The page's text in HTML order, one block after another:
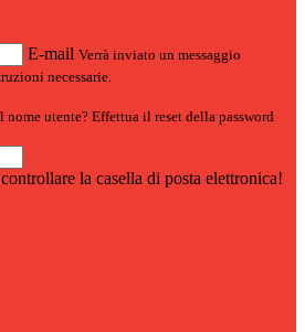
E-mail Verrà inviato un messaggio
necessarie.
nome utente? Effettua il reset della password
la casella di posta elettronica!